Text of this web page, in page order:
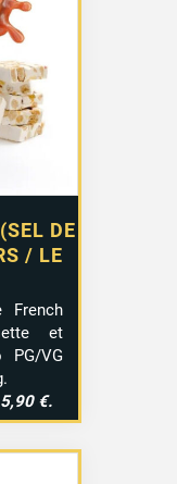
DE
/ LE
et
VG
€.